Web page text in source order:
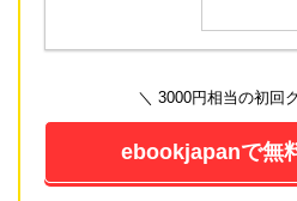
＼ 3000円相当の初回
ebookjapanで無